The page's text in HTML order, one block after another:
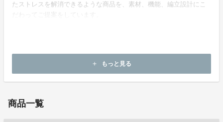
たストレスを解消できるような商品を、素材、機能、編立設計にこ
add もっと見る
商品一覧